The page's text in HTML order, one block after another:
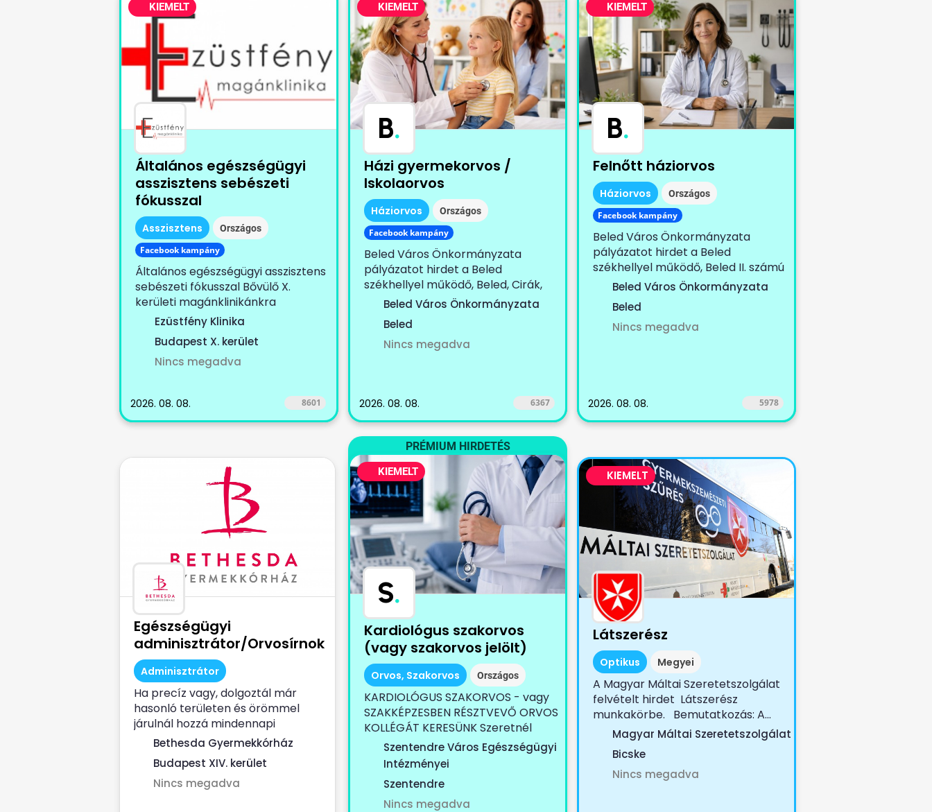
KIEMELT
Általános egészségügyi
asszisztens sebészeti
fókusszal
Asszisztens Országos
Facebook kampány
Általános egészségügyi asszisztens
sebészeti fókusszal Bővülő X.
kerületi magánklinikánkra
keresünk...
Ezüstfény Klinika
Budapest X. kerület
Nincs megadva
2026. 08. 08. 8601
KIEMELT
B.
Házi gyermekorvos /
Iskolaorvos
Háziorvos Országos
Facebook kampány
Beled Város Önkormányzata
pályázatot hirdet a Beled
székhellyel működő, Beled, Cirák,
Dénesfa, Edve,...
Beled Város Önkormányzata
Beled
Nincs megadva
2026. 08. 08. 6367
KIEMELT
B.
Felnőtt háziorvos
Háziorvos Országos
Facebook kampány
Beled Város Önkormányzata
pályázatot hirdet a Beled
székhellyel működő, Beled II. számú
körzetet, Cirák...
Beled Város Önkormányzata
Beled
Nincs megadva
2026. 08. 08. 5978
Egészségügyi
adminisztrátor/Orvosírnok
Adminisztrátor
Ha precíz vagy, dolgoztál már
hasonló területen és örömmel
járulnál hozzá mindennapi
munkáddal a...
Bethesda Gyermekkórház
Budapest XIV. kerület
Nincs megadva
PRÉMIUM HIRDETÉS
KIEMELT
S.
Kardiológus szakorvos
(vagy szakorvos jelölt)
Orvos, Szakorvos Országos
KARDIOLÓGUS SZAKORVOS - vagy
SZAKKÉPZESBEN RÉSZTVEVŐ ORVOS
KOLLÉGÁT KERESÜNK Szeretnél
egy...Szentendre Város Egészségügyi
Intézményei
Szentendre
Nincs megadva
KIEMELT
Látszerész
Optikus Megyei
A Magyar Máltai Szeretetszolgálat
felvételt hirdet Látszerész
munkakörbe. Bemutatkozás: A...
Magyar Máltai Szeretetszolgálat
Bicske
Nincs megadva